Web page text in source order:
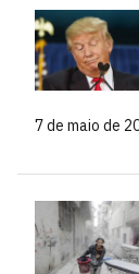
7 de maio de